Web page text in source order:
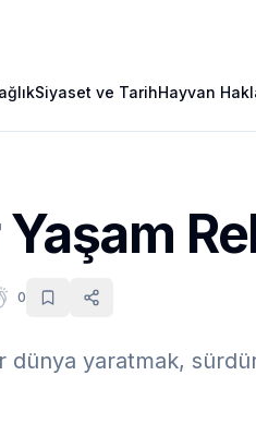
Siyaset ve TarihHayvan
0
dünya yaratmak,